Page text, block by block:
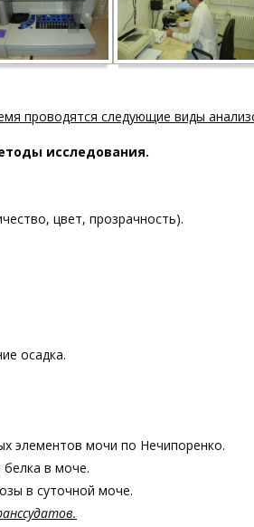
проводятся следующие виды
исследования.
цвет, прозрачность).
осадка.
элементов мочи по Нечипоренко.
в моче.
в суточной моче.